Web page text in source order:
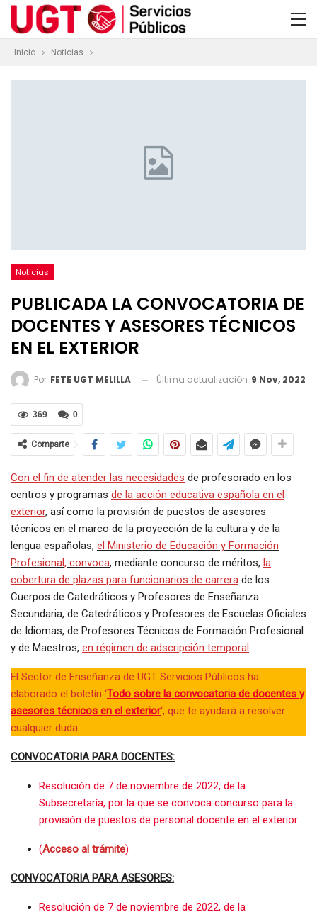
Inicio Noticias
Noticias
PUBLICADA LA CONVOCATORIA DE
DOCENTES Y ASESORES TÉCNICOS
EN EL EXTERIOR
Por FETE UGT MELILLA Última actualización 9 Nov, 2022
0
369
Comparte
Con el fin de atender las necesidades de profesorado en los
centros y programas de la acción educativa española en el
exterior, así como la provisión de puestos de asesores
técnicos en el marco de la proyección de la cultura y de la
lengua españolas, el Ministerio de Educación y Formación
Profesional, convoca, mediante concurso de méritos, la
cobertura de plazas para funcionarios de carrera de los
Cuerpos de Catedráticos y Profesores de Enseñanza
Secundaria, de Catedráticos y Profesores de Escuelas Oficiales
de Idiomas, de Profesores Técnicos de Formación Profesional
y de Maestros, en régimen de adscripción temporal.
El Sector de Enseñanza de UGT Servicios Públicos ha
elaborado el boletín ‘Todo sobre la convocatoria de docentes y
asesores técnicos en el exterior‘, que te ayudará a resolver
cualquier duda.
CONVOCATORIA PARA DOCENTES:
Resolución de 7 de noviembre de 2022, de la
Subsecretaría, por la que se convoca concurso para la
provisión de puestos de personal docente en el exterior
(Acceso al trámite)
CONVOCATORIA PARA ASESORES:
Resolución de 7 de noviembre de 2022, de la